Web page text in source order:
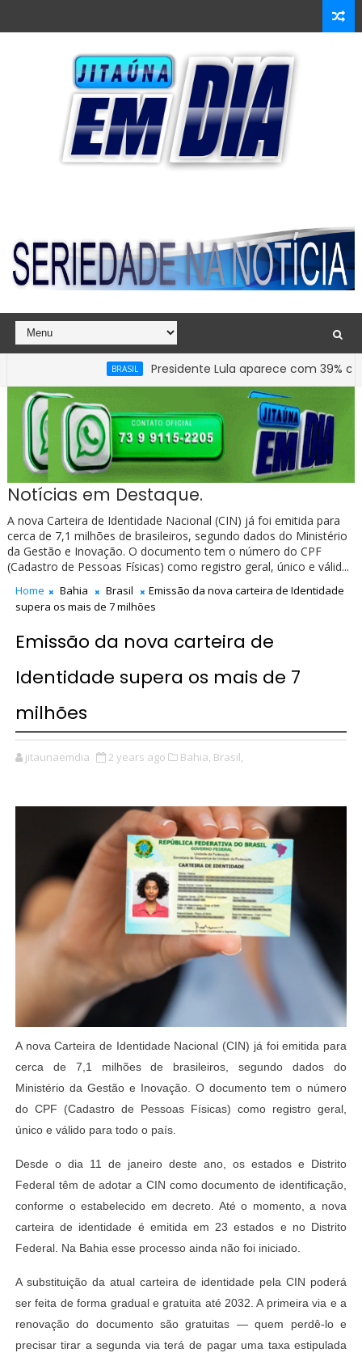
Presidente Lula aparece com 39% contra
Notícias em Destaque.
A nova Carteira de Identidade Nacional (CIN) já foi emitida para
cerca de 7,1 milhões de brasileiros, segundo dados do Ministério
da Gestão e Inovação. O documento tem o número do CPF
(Cadastro de Pessoas Físicas) como registro geral, único e válid...
Home Bahia Brasil
Emissão da nova carteira de Identidade
supera os mais de 7 milhões
Emissão da nova carteira de
Identidade supera os mais de 7
milhões
jitaunaemdia 2 years ago Bahia, Brasil,
A nova Carteira de Identidade Nacional (CIN) já foi emitida para
cerca de 7,1 milhões de brasileiros, segundo dados do
Ministério da Gestão e Inovação. O documento tem o número
do CPF (Cadastro de Pessoas Físicas) como registro geral,
único e válido para todo o país.
Desde o dia 11 de janeiro deste ano, os estados e Distrito
Federal têm de adotar a CIN como documento de identificação,
conforme o estabelecido em decreto. Até o momento, a nova
carteira de identidade é emitida em 23 estados e no Distrito
Federal. Na Bahia esse processo ainda não foi iniciado.
A substituição da atual carteira de identidade pela CIN poderá
ser feita de forma gradual e gratuita até 2032. A primeira via e a
renovação do documento são gratuitas — quem perdê-lo e
precisar tirar a segunda via terá de pagar uma taxa estipulada